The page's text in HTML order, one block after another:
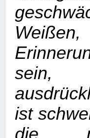
ist
die